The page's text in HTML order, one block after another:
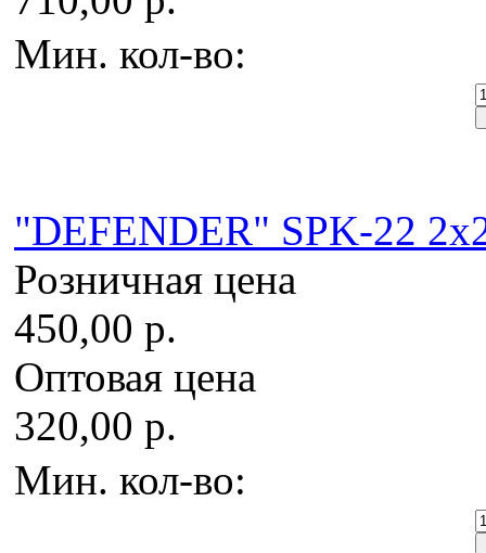
Мин. кол-во:
"DEFENDER" SPK-22
Розничная цена
450,00 р.
Оптовая цена
320,00 р.
Мин. кол-во: